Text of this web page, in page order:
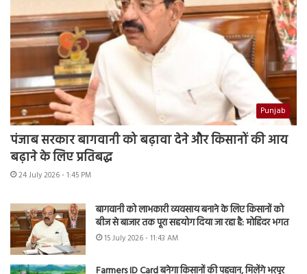
Punjab
पंजाब सरकार बागवानी को बढ़ावा देने और किसानों की आय
बढ़ाने के लिए प्रतिबद्ध
24 July 2026 - 1:45 PM
बागवानी को लाभकारी व्यवसाय बनाने के लिए किसानों को
बीज से बाजार तक पूरा सहयोग दिया जा रहा है: मोहिंदर भगत
15 July 2026 - 11:43 AM